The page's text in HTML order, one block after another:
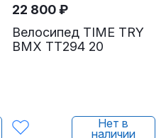
Велосипед TIME TRY
BMX TT294 20
22 800₽
Нет в
наличии